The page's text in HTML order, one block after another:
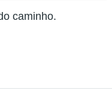
caminho.